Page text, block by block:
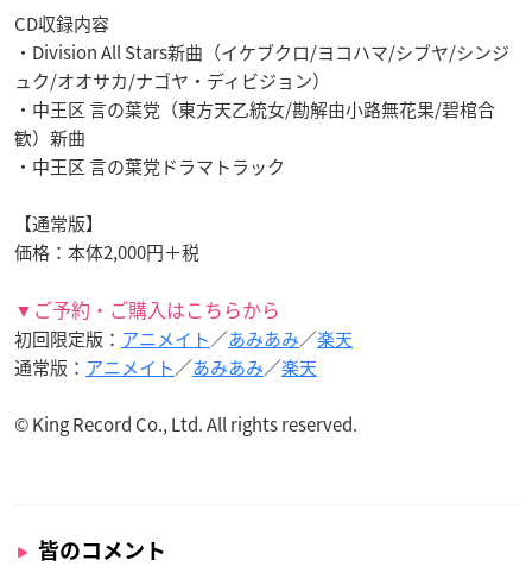
CD収録内容
・Division All Stars新曲（イケブクロ/ヨコハマ/シブヤ/シンジ
ュク/オオサカ/ナゴヤ・ディビジョン）
・中王区 言の葉党（東方天乙統女/勘解由小路無花果/碧棺合
歓）新曲
・中王区 言の葉党ドラマトラック
【通常版】
価格：本体2,000円＋税
▼ご予約・ご購入はこちらから
初回限定版： アニメイト／あみあみ／楽天
通常版： アニメイト／あみあみ／楽天
© King Record Co., Ltd. All rights reserved.
皆のコメント